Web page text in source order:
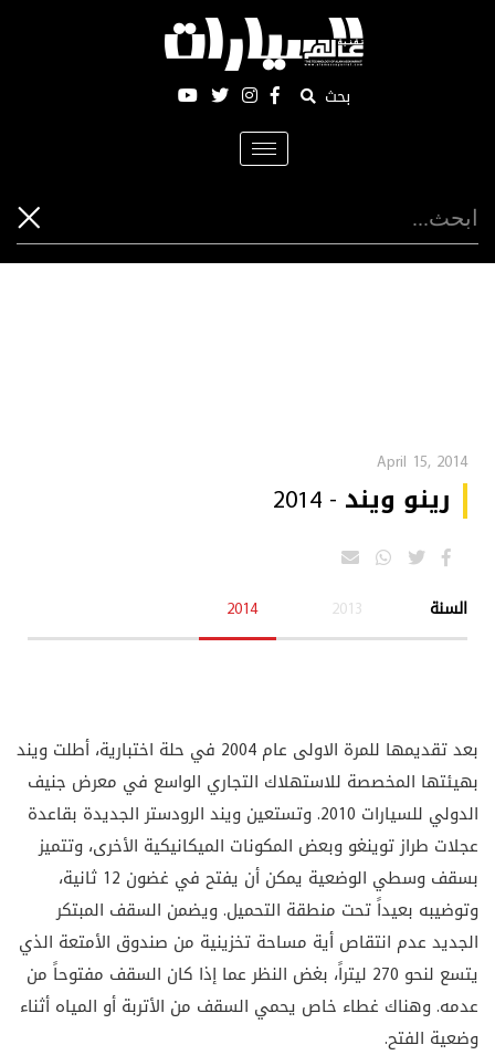
بحث
Toggle
navigation
April 15, 2014
رينو ويند - 2014
السنة 2013
2014
بعد تقديمها للمرة الاولى عام 2004 في حلة اختبارية، أطلت ويند
بهيئتها المخصصة للاستهلاك التجاري الواسع في معرض جنيف
الدولي للسيارات 2010. وتستعين ويند الرودستر الجديدة بقاعدة
عجلات طراز توينغو وبعض المكونات الميكانيكية الأخرى، وتتميز
بسقف وسطي الوضعية يمكن أن يفتح في غضون 12 ثانية،
وتوضيبه بعيداً تحت منطقة التحميل. ويضمن السقف المبتكر
الجديد عدم انتقاص أية مساحة تخزينية من صندوق الأمتعة الذي
يتسع لنحو 270 ليتراً، بغض النظر عما إذا كان السقف مفتوحاً من
عدمه. وهناك غطاء خاص يحمي السقف من الأتربة أو المياه أثناء
وضعية الفتح.